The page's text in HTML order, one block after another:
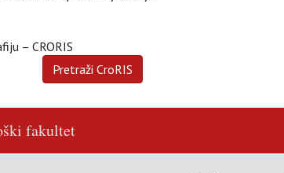
– CRORIS
fakultet